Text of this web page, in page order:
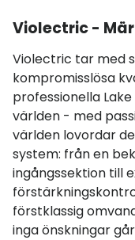
Violectric -
Violectric tar med
kompromisslösa
professionella
världen - med
världen lovordar
system: från en
ingångssektion till
förstklassig
inga önskningar